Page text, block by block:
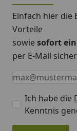
Einfach hier die
Vorteile
sowiesofort
per E-Mail
Keine Eingabe
Eingabe
E-Mail *
Ich habe die
Kenntnis